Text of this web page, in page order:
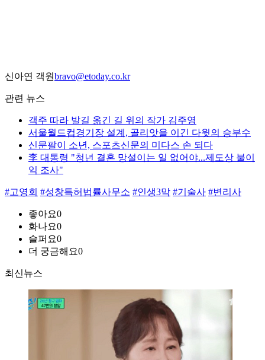
신아연 객원bravo@etoday.co.kr
관련 뉴스
객주 따라 발길 옮긴 길 위의 작가 김주영
서울월드컵경기장 설계, 골리앗을 이긴 다윗의 승부수
신문팔이 소년, 스포츠신문의 미다스 손 되다
李 대통령 "청년 결혼 망설이는 일 없어야...제도상 불이
익 조사"
#고영회 #성창특허법률사무소 #인생3막 #기술사 #변리사
좋아요0
화나요0
슬퍼요0
더 궁금해요0
최신뉴스